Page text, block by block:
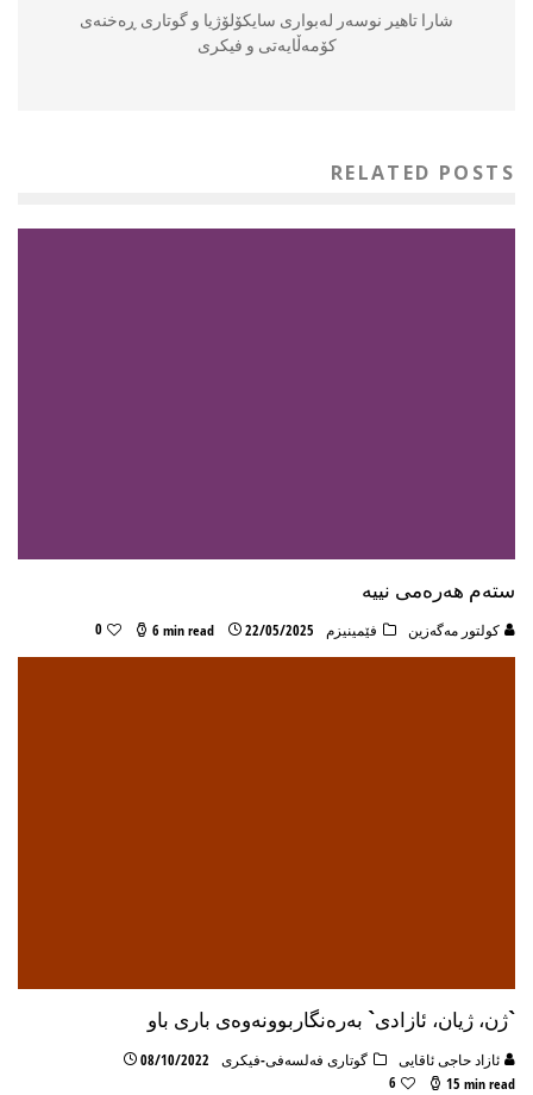
شارا تاهیر نوسەر لەبواری سایکۆلۆژیا و گوتاری ڕەخنەی
کۆمەڵایەتی و فیکری
RELATED POSTS
ستەم هەرەمی نییە
كولتور مه‌گه‌زین فێمینیزم 22/05/2025
6 min read
0
`ژن، ژیان، ئازادی` بەرەنگاربوونەوەی باری باو
ئازاد حاجی ئاقایی گوتاری فەلسەفی-فیکری
08/10/2022
15 min read
6